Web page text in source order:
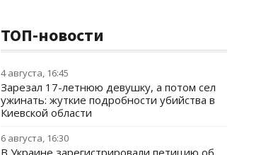
ТОП-новости
4 августа, 16:45
Зарезал 17-летнюю девушку, а потом сел
ужинать: жуткие подробности убийства в
Киевской области
6 августа, 16:30
В Украине зарегистрировали петицию об